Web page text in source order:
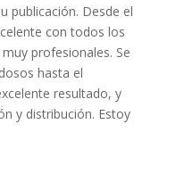
publicación. Desde el
con todos los
profesionales. Se
hasta el
resultado, y
y distribución. Estoy